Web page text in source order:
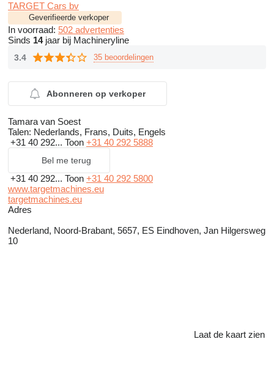
TARGET Cars bv
Geverifieerde verkoper
In voorraad: 502 advertenties
Sinds 14jaar bij Machineryline
3.4 35 beoordelingen
Abonneren op verkoper
Tamara van Soest
Talen: Nederlands, Frans, Duits, Engels
+31 40 292... Toon +31 40 292 5888
Bel me terug
+31 40 292... Toon +31 40 292 5800
www.targetmachines.eu
targetmachines.eu
Adres
Nederland, Noord-Brabant, 5657, ES Eindhoven, Jan Hilgersweg
10
Laat de kaart zien